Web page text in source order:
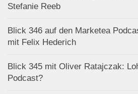
Stefanie Reeb
Blick 346 auf den Marketea
mit Felix Hederich
Blick 345 mit Oliver Ratajczak:
Podcast?